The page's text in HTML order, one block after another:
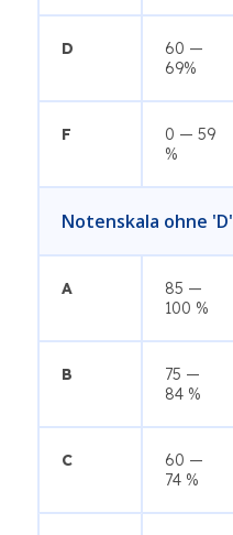
D
60 —
69%
F
0 — 59
%
Notenskala ohne 'D'
A
85 —
100 %
B
75 —
84 %
C
60 —
74 %